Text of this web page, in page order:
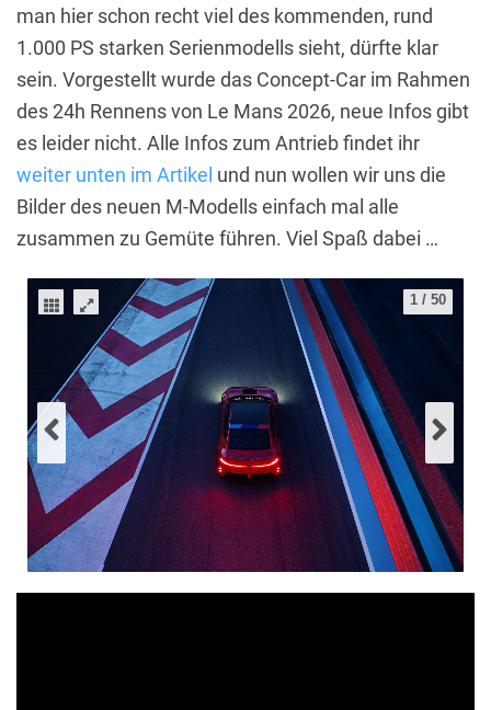
man hier schon recht viel des kommenden, rund
1.000 PS starken Serienmodells sieht, dürfte klar
sein. Vorgestellt wurde das Concept-Car im Rahmen
des 24h Rennens von Le Mans 2026, neue Infos gibt
es leider nicht. Alle Infos zum Antrieb findet ihr
weiter unten im Artikel und nun wollen wir uns die
Bilder des neuen M-Modells einfach mal alle
zusammen zu Gemüte führen. Viel Spaß dabei …
1 / 50